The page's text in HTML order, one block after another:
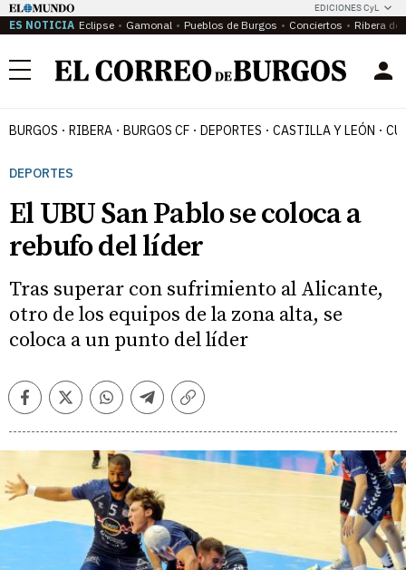
EDICIONES CyL
ES NOTICIA Eclipse Gamonal Pueblos de Burgos Conciertos Ribera del
Menú
BURGOS RIBERA BURGOS CF DEPORTES CASTILLA Y LEÓN
DEPORTES
El UBU San Pablo se coloca a
rebufo del líder
Tras superar con sufrimiento al Alicante,
otro de los equipos de la zona alta, se
coloca a un punto del líder
FacebookTwitterWhatsappTelegramCopiar